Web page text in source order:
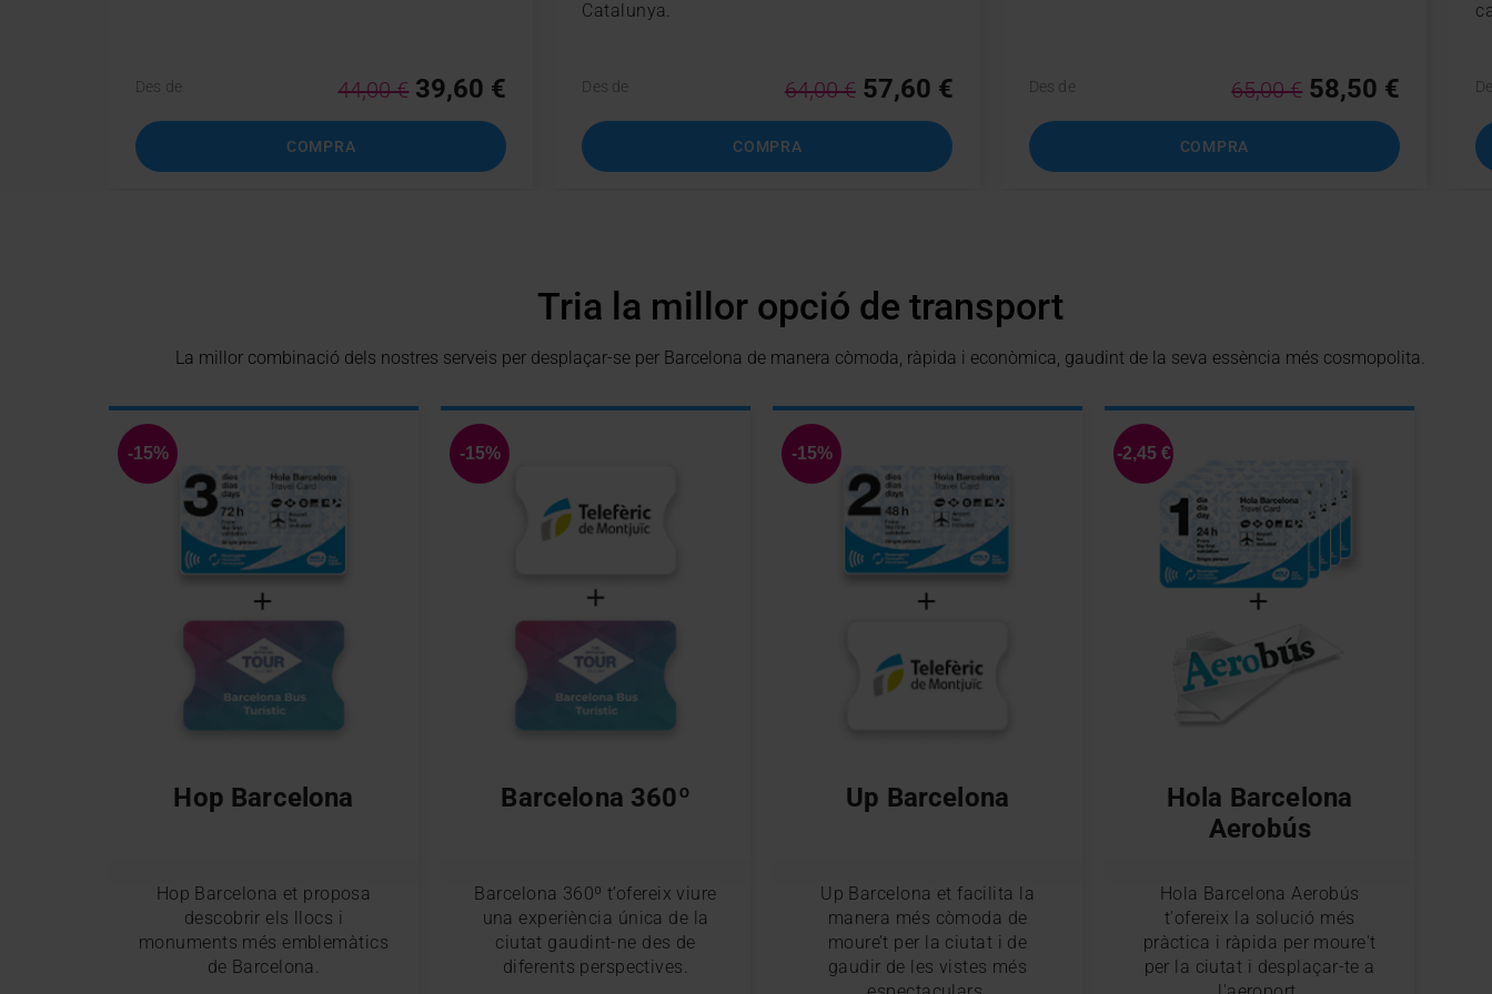
Des de 39,60 €
44,00 €
COMPRA
Catalunya.
Des de 57,60 €
64,00 €
COMPRA
Des de 58,50 €
65,00 €
COMPRA
Tria la millor opció de transport
La millor combinació dels nostres serveis per desplaçar-se per Barcelona de manera còmoda, ràpida i econòmica, gaudint de la seva essència més cosmopolita.
Hop Barcelona
Hop Barcelona et proposa
descobrir els llocs i
monuments més emblemàtics
de Barcelona.
Barcelona 360º
Barcelona 360º t’ofereix viure
una experiència única de la
ciutat gaudint-ne des de
diferents perspectives.
Up Barcelona
Up Barcelona et facilita la
manera més còmoda de
moure’t per la ciutat i de
gaudir de les vistes més
Hola Barcelona
Aerobús
Hola Barcelona Aerobús
t'ofereix la solució més
pràctica i ràpida per moure't
per la ciutat i desplaçar-te a